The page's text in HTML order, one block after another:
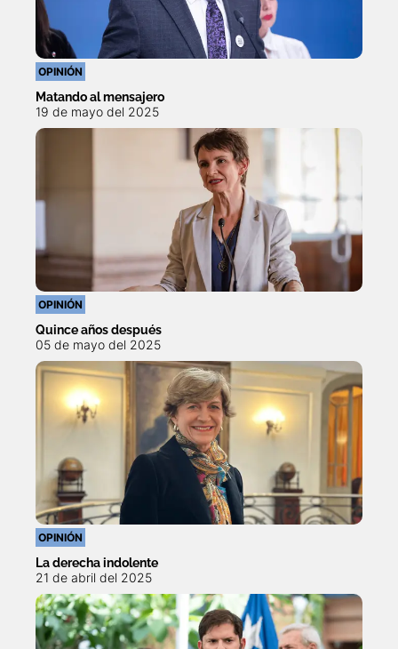
OPINIÓN
Matando al mensajero
19 de mayo del 2025
OPINIÓN
Quince años después
05 de mayo del 2025
OPINIÓN
La derecha indolente
21 de abril del 2025